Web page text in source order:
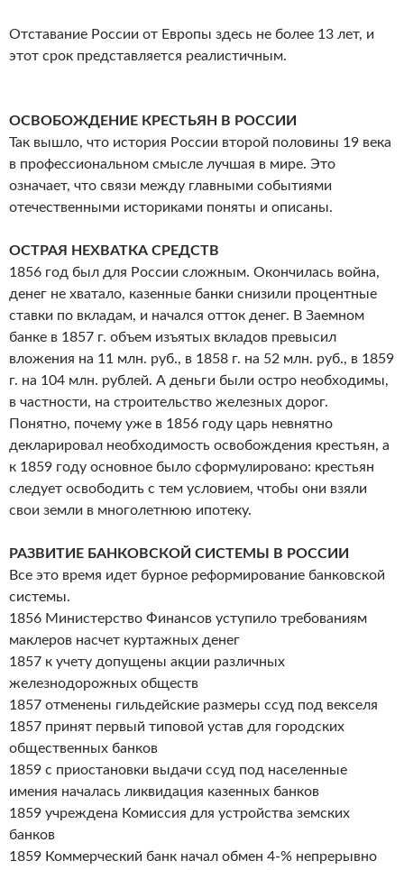
Отставание России от Европы здесь не более 13 лет, и
этот срок представляется реалистичным.
ОСВОБОЖДЕНИЕ КРЕСТЬЯН В РОССИИ
Так вышло, что история России второй половины 19 века
в профессиональном смысле лучшая в мире. Это
означает, что связи между главными событиями
отечественными историками поняты и описаны.
ОСТРАЯ НЕХВАТКА СРЕДСТВ
1856 год был для России сложным. Окончилась война,
денег не хватало, казенные банки снизили процентные
ставки по вкладам, и начался отток денег. В Заемном
банке в 1857 г. объем изъятых вкладов превысил
вложения на 11 млн. руб., в 1858 г. на 52 млн. руб., в 1859
г. на 104 млн. рублей. А деньги были остро необходимы,
в частности, на строительство железных дорог.
Понятно, почему уже в 1856 году царь невнятно
декларировал необходимость освобождения крестьян, а
к 1859 году основное было сформулировано: крестьян
следует освободить с тем условием, чтобы они взяли
свои земли в многолетнюю ипотеку.
РАЗВИТИЕ БАНКОВСКОЙ СИСТЕМЫ В РОССИИ
Все это время идет бурное реформирование банковской
системы.
1856 Министерство Финансов уступило требованиям
маклеров насчет куртажных денег
1857 к учету допущены акции различных
железнодорожных обществ
1857 отменены гильдейские размеры ссуд под векселя
1857 принят первый типовой устав для городских
общественных банков
1859 с приостановки выдачи ссуд под населенные
имения началась ликвидация казенных банков
1859 учреждена Комиссия для устройства земских
банков
1859 Коммерческий банк начал обмен 4-% непрерывно